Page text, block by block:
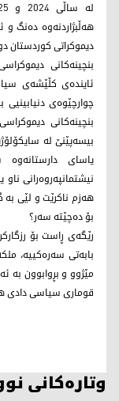
هەڵبژاردنەوە دەنگ و
دیموكراتی كوردستان
بنچینەكانی
ئایندەی كڵێشەی
چوارچێوەی
بنچینەكانی
بیسەپێنێ لە
یاسای
نیشتمانپەروەرانی
هەزم ناکرێت و لێی بە
بۆ دەچێتە سەر؟
رێگەی ڕاست بۆ
بابەتی سەرەكییە،
مێژوو و بڕوابوون بە
قوماری سیاسی دادی
وتارەکانی